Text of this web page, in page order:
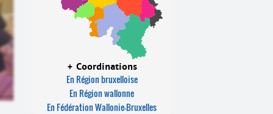
+ Coordinations
En Région bruxelloise
En Région wallonne
En Fédération Wallonie-Bruxelles